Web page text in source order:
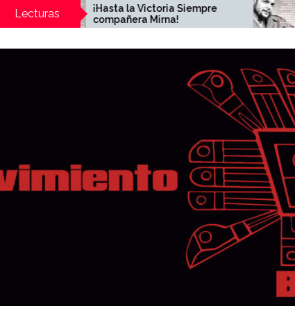
Lecturas
¡Hasta la Victoria Siempre
compañera Mirna!